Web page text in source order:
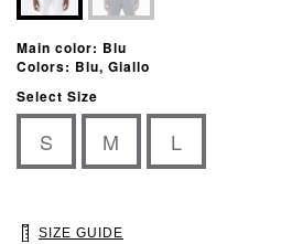
Main color: Blu
Colors: Blu, Giallo
Select Size
S M L
SIZE GUIDE